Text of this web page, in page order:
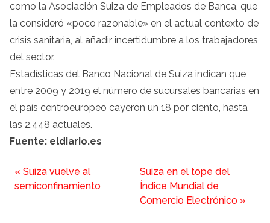
como la Asociación Suiza de Empleados de Banca, que
la consideró «poco razonable» en el actual contexto de
crisis sanitaria, al añadir incertidumbre a los trabajadores
del sector.
Estadísticas del Banco Nacional de Suiza indican que
entre 2009 y 2019 el número de sucursales bancarias en
el país centroeuropeo cayeron un 18 por ciento, hasta
las 2.448 actuales.
Fuente: eldiario.es
« Suiza vuelve al
semiconfinamiento
Suiza en el tope del
Índice Mundial de
Comercio Electrónico »